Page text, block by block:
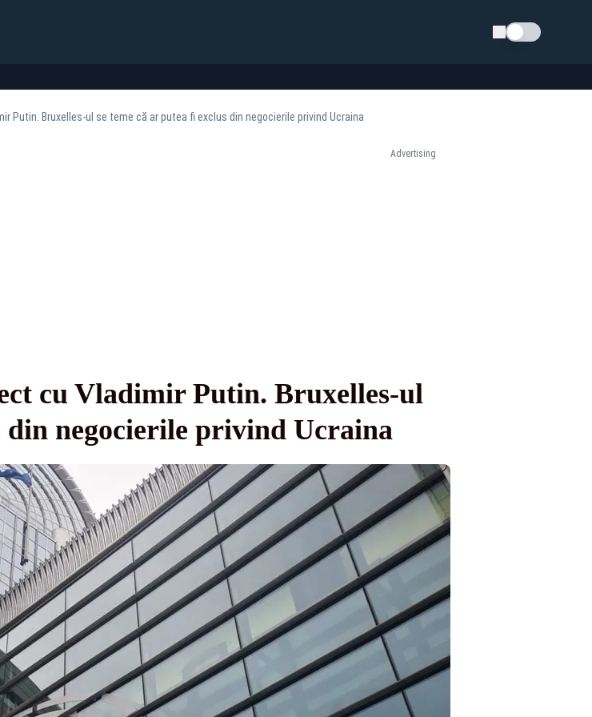
Schimba tema
Putin. Bruxelles-ul se teme că ar putea fi exclus din negocierile privind Ucraina
Advertising
cu Vladimir Putin. Bruxelles-ul
din negocierile privind Ucraina